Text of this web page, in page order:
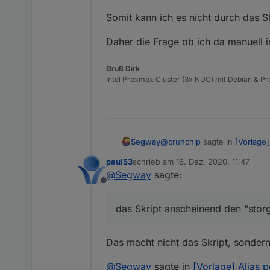
Somit kann ich es nicht durch das
Daher die Frage ob ich da manuell
Gruß Dirk
Intel Proxmox Cluster (3x NUC) mit Debian &
Segway@crunchip sagte in
@Segway
Ich habe das Skript genutzt
Wenn ich das richtig
Daher die Frage ob ich da
Offline
paul53schrieb am 16. Dez. 2020, 11:47
zuletzt editiert von
@Segway sagte:
das Skript anscheinend den
Das macht nicht das Skript,
@Segway sagte in [Vorlage] Alias